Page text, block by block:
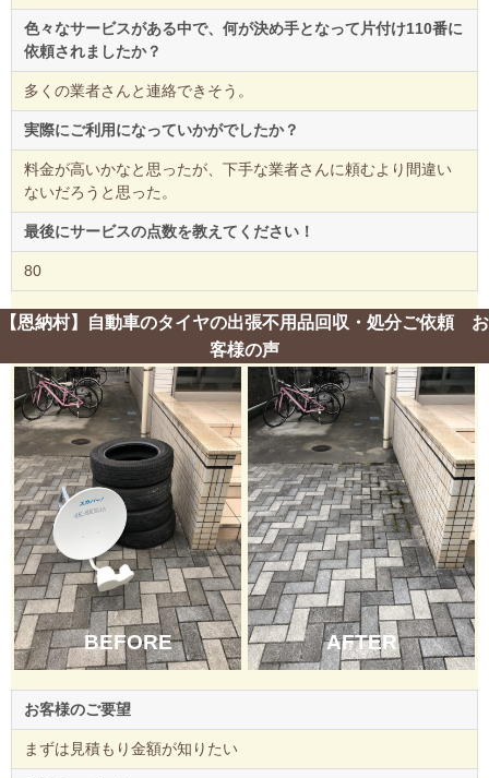
色々なサービスがある中で、何が決め手となって片付け110番に
依頼されましたか？
多くの業者さんと連絡できそう。
実際にご利用になっていかがでしたか？
料金が高いかなと思ったが、下手な業者さんに頼むより間違い
ないだろうと思った。
最後にサービスの点数を教えてください！
80
【恩納村】自動車のタイヤの出張不用品回収・処分ご依頼 お
客様の声
BEFORE AFTER
お客様のご要望
まずは見積もり金額が知りたい